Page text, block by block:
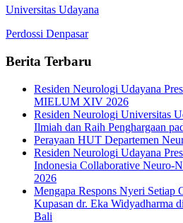
Universitas Udayana
Perdossi Denpasar
Berita Terbaru
Residen Neurologi Udayana
MIELUM XIV 2026
Residen Neurologi Universitas
Ilmiah dan Raih Penghargaan
Perayaan HUT Departemen
Residen Neurologi Udayana
Indonesia Collaborative Neuro-
2026
Mengapa Respons Nyeri Setiap
Kupasan dr. Eka
Bali